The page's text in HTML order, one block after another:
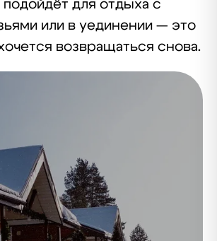
для отдыха с
или в уединении — это
возвращаться снова.